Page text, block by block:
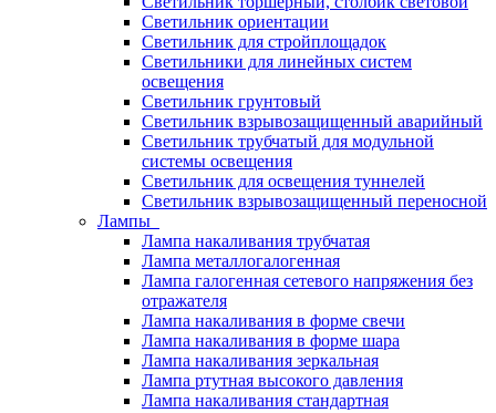
Светильник ориентации
Светильник для стройплощадок
Светильники для линейных систем
освещения
Светильник грунтовый
Светильник взрывозащищенный аварийный
Светильник трубчатый для модульной
системы освещения
Светильник для освещения туннелей
Светильник взрывозащищенный переносной
Лампы
Лампа накаливания трубчатая
Лампа металлогалогенная
Лампа галогенная сетевого напряжения без
отражателя
Лампа накаливания в форме свечи
Лампа накаливания в форме шара
Лампа накаливания зеркальная
Лампа ртутная высокого давления
Лампа накаливания стандартная